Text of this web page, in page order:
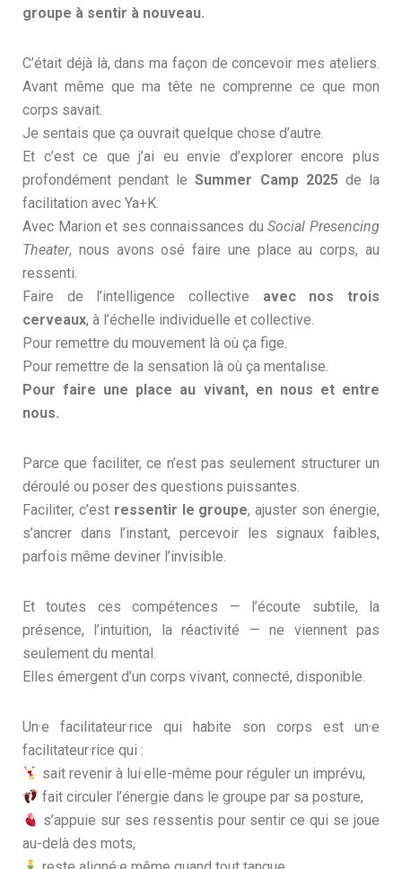
groupe à sentir à nouveau.
C’était déjà là, dans ma façon de concevoir mes ateliers.
Avant même que ma tête ne comprenne ce que mon
corps savait.
Je sentais que ça ouvrait quelque chose d’autre.
Et c’est ce que j’ai eu envie d’explorer encore plus
profondément pendant leSummer Camp 2025de la
facilitation avec Ya+K.
Avec Marion et ses connaissances duSocial Presencing
Theater, nous avons osé faire une place au corps, au
ressenti.
Faire de l’intelligence collective avec nos trois
cerveaux, à l’échelle individuelle et collective.
Pour remettre du mouvement là où ça fige.
Pour remettre de la sensation là où ça mentalise.
Pour faire une place au vivant, en nous et entre
nous.
Parce que faciliter, ce n’est pas seulement structurer un
déroulé ou poser des questions puissantes.
Faciliter, c’est ressentir le groupe, ajuster son énergie,
s’ancrer dans l’instant, percevoir les signaux faibles,
parfois même deviner l’invisible.
Et toutes ces compétences — l’écoute subtile, la
présence, l’intuition, la réactivité — ne viennent pas
seulement du mental.
Elles émergent d’un corps vivant, connecté, disponible.
Un·e facilitateur·rice qui habite son corps est un·e
facilitateur·rice qui :
sait revenir à lui·elle-même pour réguler un imprévu,
fait circuler l’énergie dans le groupe par sa posture,
s’appuie sur ses ressentis pour sentir ce qui se joue
au-delà des mots,